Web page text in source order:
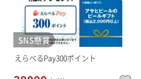
SNS懸賞
えらべるPay300ポイント